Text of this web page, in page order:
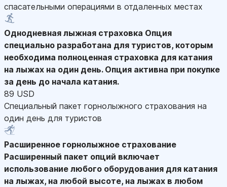
спасательными операциями в отдаленных местах
Однодневная лыжная страховка Опция
специально разработана для туристов, которым
необходима полноценная страховка для катания
на лыжах на один день. Опция активна при покупке
за день до начала катания.
89 USD
Специальный пакет горнолыжного страхования на
один день для туристов
Расширенное горнолыжное страхование
Расширенный пакет опций включает
использование любого оборудования для катания
на лыжах, на любой высоте, на лыжах в любом